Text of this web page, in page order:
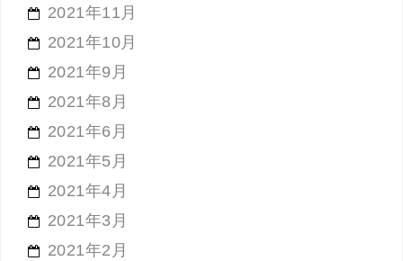
2021年11月
2021年10月
2021年9月
2021年8月
2021年6月
2021年5月
2021年4月
2021年3月
2021年2月